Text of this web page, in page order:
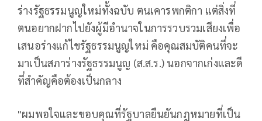
ร่างรัฐธรรมนูญใหม่ทั้งฉบับ ตนเคารพกติกา แต่สิ่งที่
ตนอยากฝากไปยังผู้มีอำนาจในการรวบรวมเสียงเพื่อ
เสนอร่างแก้ไขรัฐธรรมนูญใหม่ คือคุณสมบัติคนที่จะ
มาเป็นสภาร่างรัฐธรรมนูญ (ส.ส.ร.) นอกจากเก่งและดี
ที่สำคัญคือต้องเป็นกลาง
"ผมพอใจและขอบคุณที่รัฐบาลยืนยันกฎหมายที่เป็น